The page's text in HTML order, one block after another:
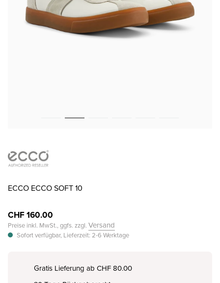
ECCO ECCO SOFT 10
CHF 160.00
Preise inkl. MwSt., ggfs. zzgl. Versand
Sofort verfügbar, Lieferzeit: 2-6 Werktage
Gratis Lieferung ab CHF 80.00